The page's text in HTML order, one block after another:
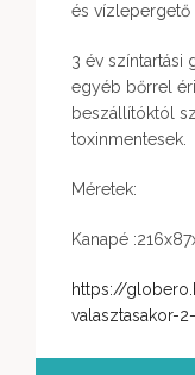
és vízlepergető
3 év színtartási
egyéb bőrrel
beszállítóktól
toxinmentesek.
Méretek:
Kanapé
https://
valasztasakor-